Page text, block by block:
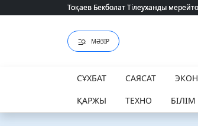
Тоқаев Бекболат Тілеуханды
Тоқаев Бекболат Тілеуханды
МӘЗІР
СҰХБАТ САЯСАТ
ҚАРЖЫ
ТЕХНО БІЛІМ